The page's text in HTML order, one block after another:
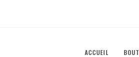
ACCUEIL